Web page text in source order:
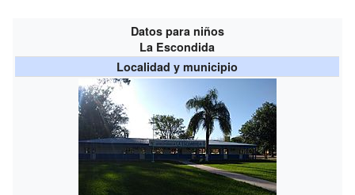
Datos para niños
La Escondida
Localidad y municipio